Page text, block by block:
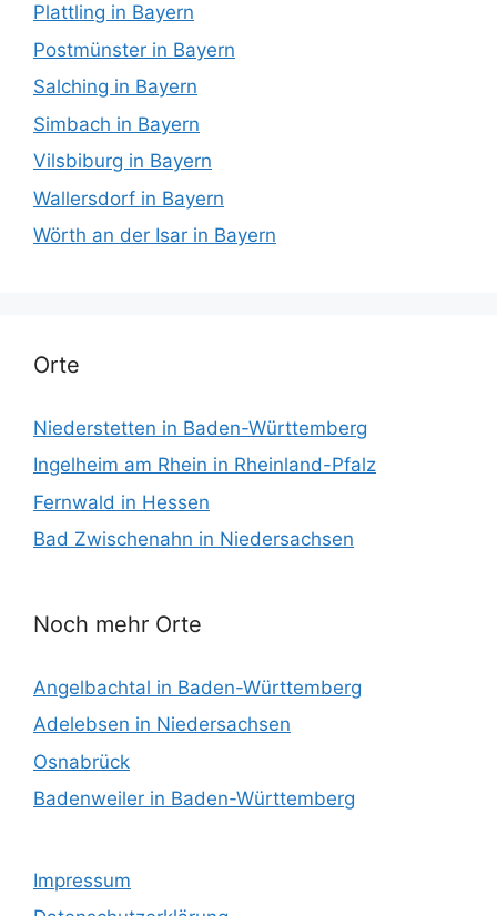
Plattling in Bayern
Postmünster in Bayern
Salching in Bayern
Simbach in Bayern
Vilsbiburg in Bayern
Wallersdorf in Bayern
Wörth an der Isar in Bayern
Orte
Niederstetten in Baden-Württemberg
Ingelheim am Rhein in Rheinland-Pfalz
Fernwald in Hessen
Bad Zwischenahn in Niedersachsen
Noch mehr Orte
Angelbachtal in Baden-Württemberg
Adelebsen in Niedersachsen
Osnabrück
Badenweiler in Baden-Württemberg
Impressum